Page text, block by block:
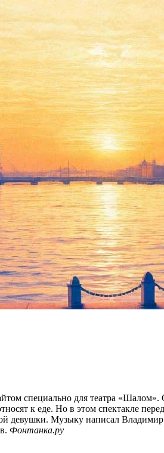
«Моя кошерная
специально для театра «Шалом».
к еде. Но в этом спектакле
девушки. Музыку написал
Фонтанка.ру